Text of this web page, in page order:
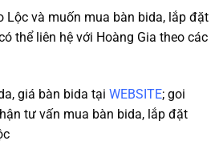
Lộc và muốn mua bàn bida, lắp đặt
thể liên hệ với Hoàng Gia theo các
giá bàn bida tại WEBSITE; goi
tư vấn mua bàn bida, lắp đặt